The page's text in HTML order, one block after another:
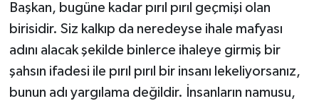
Başkan, bugüne kadar pırıl pırıl geçmişi olan
birisidir. Siz kalkıp da neredeyse ihale mafyası
adını alacak şekilde binlerce ihaleye girmiş bir
şahsın ifadesi ile pırıl pırıl bir insanı lekeliyorsanız,
bunun adı yargılama değildir. İnsanların namusu,